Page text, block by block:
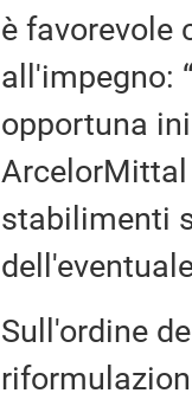
è favorevole
all'impegno:
opportuna
stabilimenti
Sull'ordine